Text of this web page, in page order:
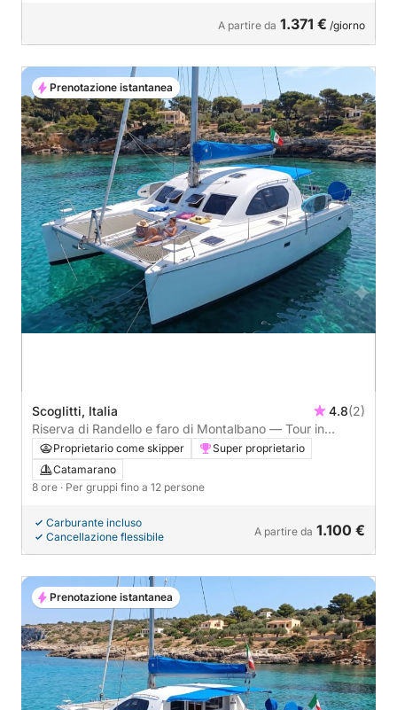
A partire da 1.371 € /giorno
Scoglitti, Italia 4.8(2)
Riserva di Randello e faro di Montalbano — Tour in
Catamarano
Proprietario come skipper
Super proprietario
Catamarano
8 ore · Per gruppi fino a 12 persone
Carburante incluso
Cancellazione flessibile
A partire da 1.100 €
Prenotazione istantanea
Prenotazione istantanea